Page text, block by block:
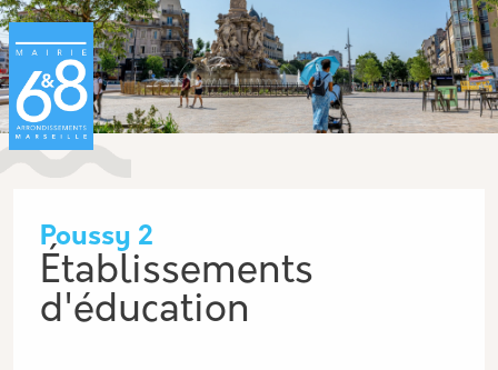
Aller au contenu principal
Poussy 2
Établissements
d'éducation
Panneau de gestion des cookies